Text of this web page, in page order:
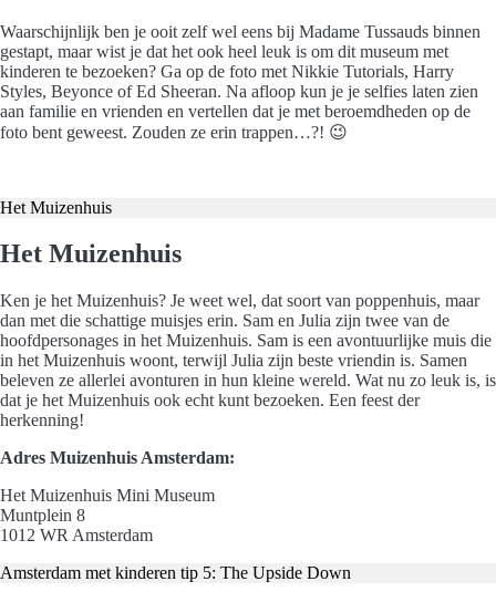
Waarschijnlijk ben je ooit zelf wel eens bij Madame Tussauds binnen
gestapt, maar wist je dat het ook heel leuk is om dit museum met
kinderen te bezoeken? Ga op de foto met Nikkie Tutorials, Harry
Styles, Beyonce of Ed Sheeran. Na afloop kun je je selfies laten zien
aan familie en vrienden en vertellen dat je met beroemdheden op de
foto bent geweest. Zouden ze erin trappen…?! 😉
Het Muizenhuis
Het Muizenhuis
Ken je het Muizenhuis? Je weet wel, dat soort van poppenhuis, maar
dan met die schattige muisjes erin. Sam en Julia zijn twee van de
hoofdpersonages in het Muizenhuis. Sam is een avontuurlijke muis die
in het Muizenhuis woont, terwijl Julia zijn beste vriendin is. Samen
beleven ze allerlei avonturen in hun kleine wereld. Wat nu zo leuk is, is
dat je het Muizenhuis ook echt kunt bezoeken. Een feest der
herkenning!
Adres Muizenhuis Amsterdam:
Het Muizenhuis Mini Museum
Muntplein 8
1012 WR Amsterdam
Amsterdam met kinderen tip 5: The Upside Down